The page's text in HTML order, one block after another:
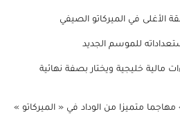
الأغلى في الميركاتو الصيفي
للموسم الجديد
مالية خليجية ويختار بصفة نهائية
متميزا من الوداد في « الميركاتو »